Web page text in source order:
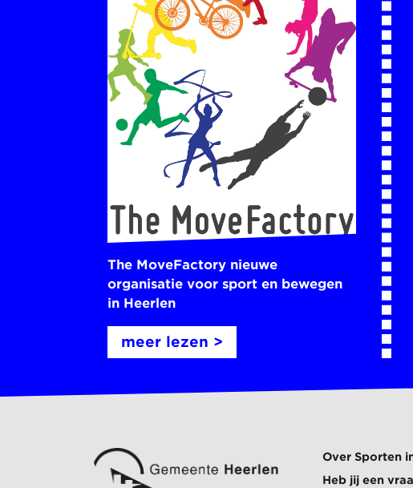
The MoveFactory nieuwe
organisatie voor sport en bewegen
in Heerlen
meer lezen >
Over Sporten
Heb jij een